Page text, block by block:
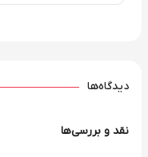
دیدگاه‌ها
نقد و بررسی‌ها